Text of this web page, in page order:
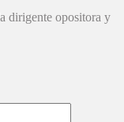
dirigente opositora y